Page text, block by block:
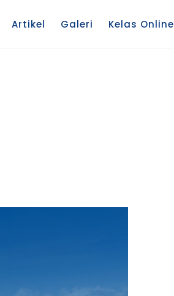
Artikel Galeri Kelas Online